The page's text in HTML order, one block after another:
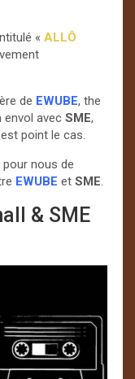
« ALLÔ
de EWUBE, the
envol avec SME,
point le cas.
nous de
EWUBE et SME.
& SME